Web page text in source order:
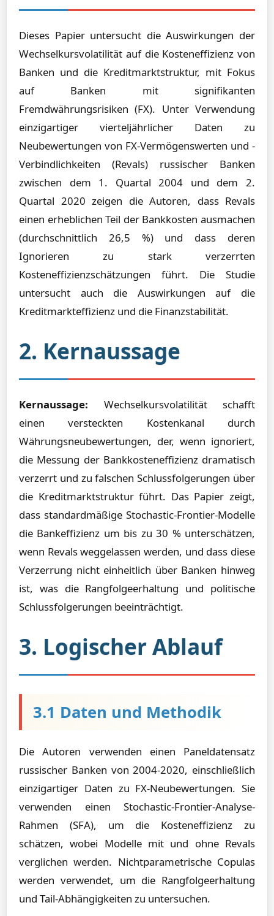
Dieses Papier untersucht die Auswirkungen der
Wechselkursvolatilität auf die Kosteneffizienz von
Banken und die Kreditmarktstruktur, mit Fokus
auf Banken mit signifikanten
Fremdwährungsrisiken (FX). Unter Verwendung
einzigartiger vierteljährlicher Daten zu
Neubewertungen von FX-Vermögenswerten und -
Verbindlichkeiten (Revals) russischer Banken
zwischen dem 1. Quartal 2004 und dem 2.
Quartal 2020 zeigen die Autoren, dass Revals
einen erheblichen Teil der Bankkosten ausmachen
(durchschnittlich 26,5 %) und dass deren
Ignorieren zu stark verzerrten
Kosteneffizienzschätzungen führt. Die Studie
untersucht auch die Auswirkungen auf die
Kreditmarkteffizienz und die Finanzstabilität.
2. Kernaussage
Kernaussage: Wechselkursvolatilität schafft
einen versteckten Kostenkanal durch
Währungsneubewertungen, der, wenn ignoriert,
die Messung der Bankkosteneffizienz dramatisch
verzerrt und zu falschen Schlussfolgerungen über
die Kreditmarktstruktur führt. Das Papier zeigt,
dass standardmäßige Stochastic-Frontier-Modelle
die Bankeffizienz um bis zu 30 % unterschätzen,
wenn Revals weggelassen werden, und dass diese
Verzerrung nicht einheitlich über Banken hinweg
ist, was die Rangfolgeerhaltung und politische
Schlussfolgerungen beeinträchtigt.
3. Logischer Ablauf
3.1 Daten und Methodik
Die Autoren verwenden einen Paneldatensatz
russischer Banken von 2004-2020, einschließlich
einzigartiger Daten zu FX-Neubewertungen. Sie
verwenden einen Stochastic-Frontier-Analyse-
Rahmen (SFA), um die Kosteneffizienz zu
schätzen, wobei Modelle mit und ohne Revals
verglichen werden. Nichtparametrische Copulas
werden verwendet, um die Rangfolgeerhaltung
und Tail-Abhängigkeiten zu untersuchen.